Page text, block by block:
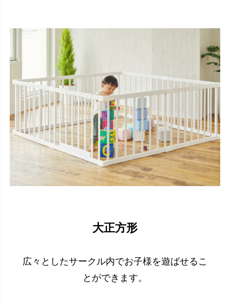
大正方形
広々としたサークル内でお子様を遊ばせるこ
とができます。